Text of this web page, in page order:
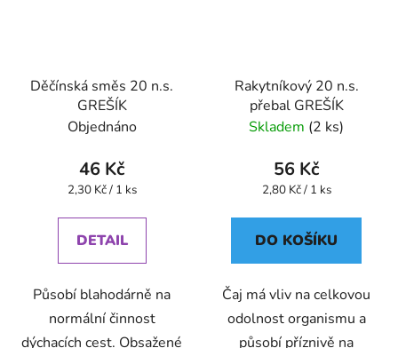
Děčínská směs 20 n.s.
GREŠÍK
Objednáno
46 Kč
Měrná
2,30 Kč / 1 ks
DETAIL
Působí blahodárně na
normální činnost
dýchacích cest. Obsažené
Rakytníkový 20 n.s.
přebal GREŠÍK
Skladem (2 ks)
56 Kč
Měrná
2,80 Kč / 1 ks
DO KOŠÍKU
Čaj má vliv na celkovou
odolnost organismu a
působí příznivě na